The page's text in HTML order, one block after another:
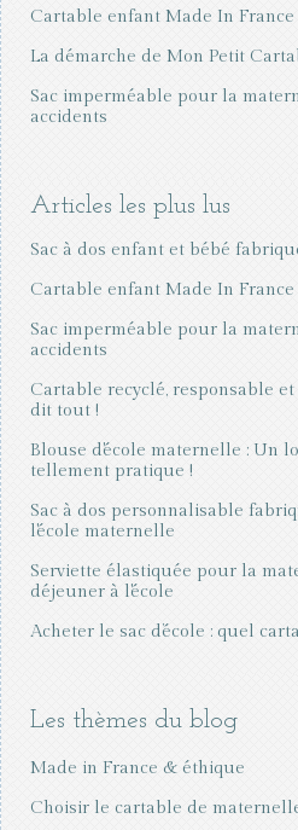
Cartable enfant Made In France
La démarche de Mon Petit
Sac imperméable pour la
accidents
Articles les plus lus
Sac à dos enfant et bébé
Cartable enfant Made In France
Sac imperméable pour la
accidents
Cartable recyclé, responsable
dit tout !
Blouse d'école maternelle : Un
tellement pratique !
Sac à dos personnalisable
l'école maternelle
Serviette élastiquée pour la
déjeuner à l'école
Acheter le sac d’école : quel
Les thèmes du blog
Made in France & éthique
Choisir le cartable de